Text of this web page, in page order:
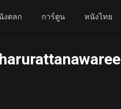
งตลก การ์ตูน หนังไทย